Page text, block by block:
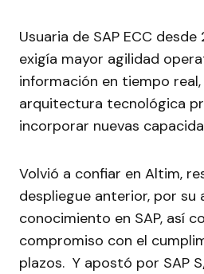
Usuaria de SAP ECC desde
exigía mayor agilidad
información en tiempo
arquitectura tecnológica
incorporar nuevas
Volvió a confiar en Altim,
despliegue anterior, por su
conocimiento en SAP, así
compromiso con el
plazos. Y apostó por SAP